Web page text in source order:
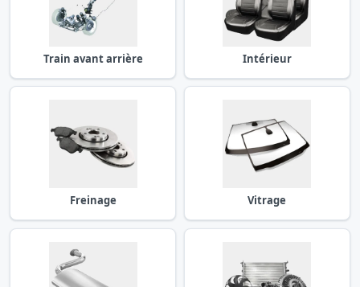
Train avant arrière Intérieur
Freinage Vitrage